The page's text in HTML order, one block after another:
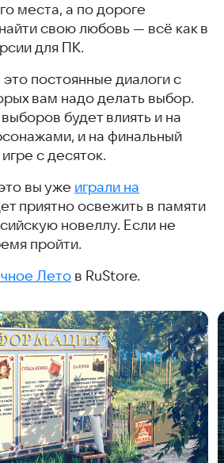
места, а по дороге
свою любовь — всё как в
для ПК.
постоянные диалоги с
вам надо делать выбор.
будет влиять и на
и на финальный
с десяток.
вы уже играли на
приятно освежить в памяти
новеллу. Если не
пройти.
Лето в RuStore.